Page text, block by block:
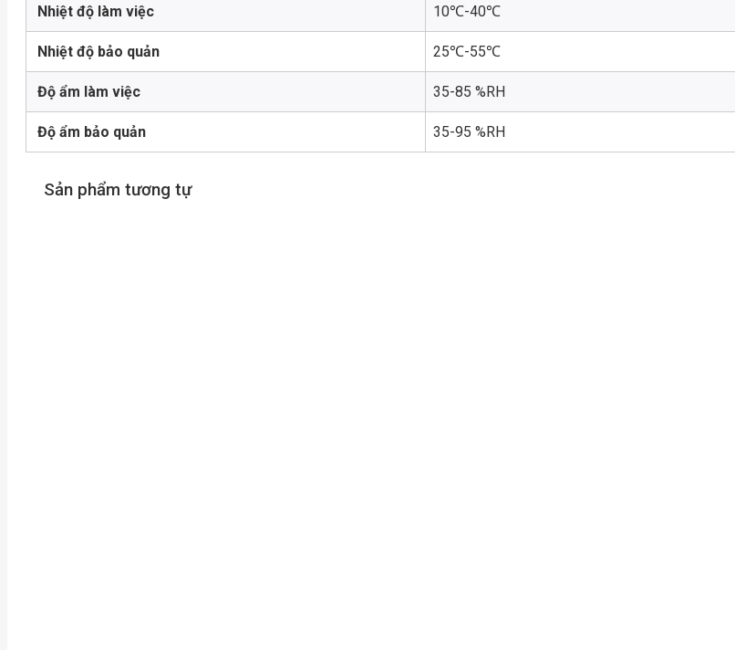
Nhiệt độ làm việc 10℃-40℃
Nhiệt độ bảo quản 25℃-55℃
Độ ẩm làm việc 35-85 %RH
Độ ẩm bảo quản 35-95 %RH
Sản phẩm tương tự